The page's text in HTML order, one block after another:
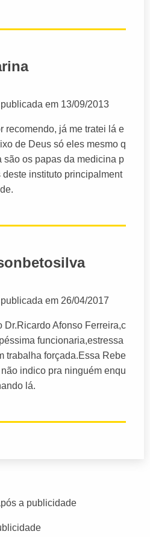
publicada em 13/09/2013
recomendo, já me tratei lá e
de Deus só eles mesmo q
são os papas da medicina p
instituto principalment
publicada em 26/04/2017
Dr.Ricardo Afonso Ferreira,c
funcionaria,estressa
trabalha forçada.Essa Rebe
indico pra ninguém enqu
lá.
a publicidade